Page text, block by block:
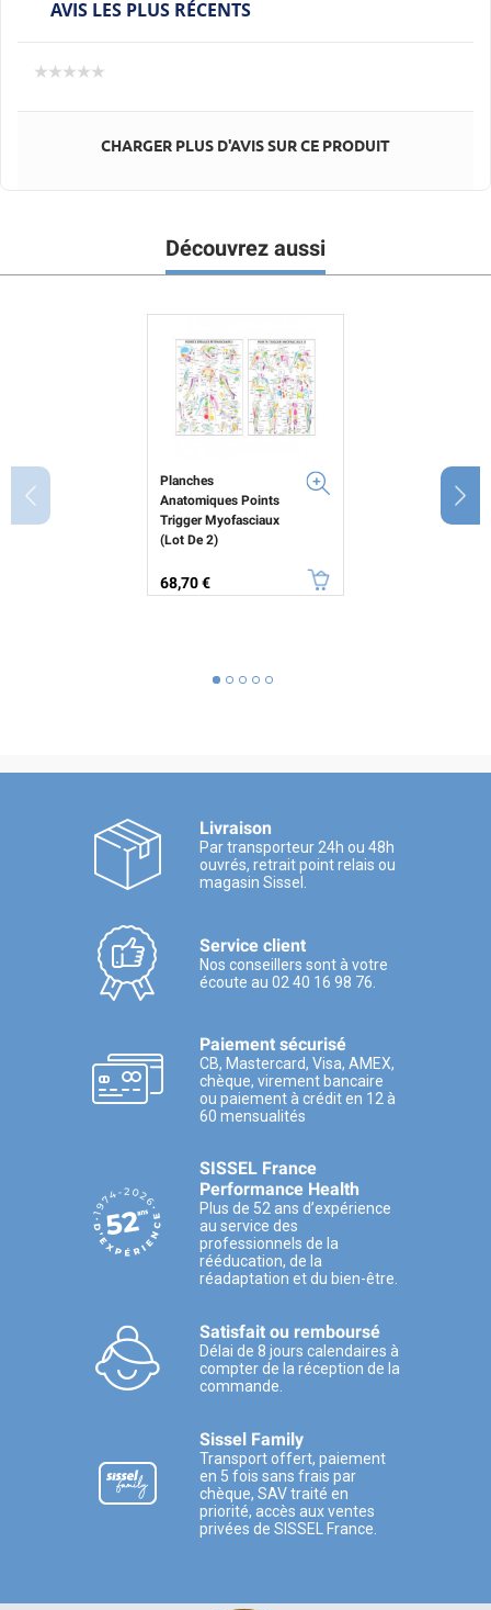
AVIS LES PLUS RÉCENTS
CHARGER PLUS D'AVIS SUR CE PRODUIT
Découvrez aussi
Planches
Anatomiques Points
Trigger Myofasciaux
(Lot De 2)
Prix
68,70 €
Livraison
Par transporteur 24h ou 48h
ouvrés, retrait point relais ou
magasin Sissel.
Service client
Nos conseillers sont à votre
écoute au 02 40 16 98 76.
Paiement sécurisé
CB, Mastercard, Visa, AMEX,
chèque, virement bancaire
ou paiement à crédit en 12 à
60 mensualités
SISSEL France
Performance Health
Plus de 52 ans d’expérience
au service des
professionnels de la
rééducation, de la
réadaptation et du bien-être.
Satisfait ou remboursé
Délai de 8 jours calendaires à
compter de la réception de la
commande.
Sissel Family
Transport offert, paiement
en 5 fois sans frais par
chèque, SAV traité en
priorité, accès aux ventes
privées de SISSEL France.